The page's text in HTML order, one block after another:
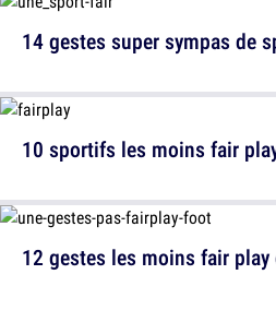
10 sportifs les moins fair
14 gestes super sympas de
12 gestes les moins fair